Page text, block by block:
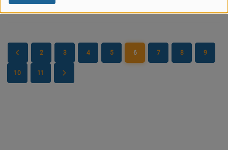
PARTENAIRES
2 3 4 5 6 7 8 9
10 11